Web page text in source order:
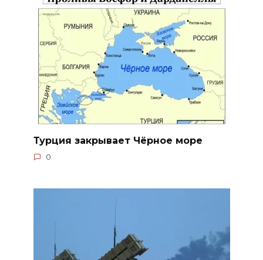
Турция закрывает Чёрное море
0